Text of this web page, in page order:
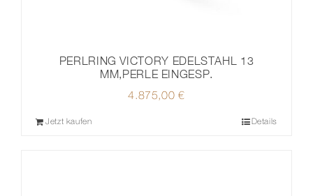
PERLRING VICTORY EDELSTAHL 13
MM,PERLE EINGESP.
4.875,00€
Jetzt kaufen Details